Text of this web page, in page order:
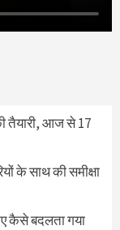
तैयारी, आज से 17
के साथ की समीक्षा
कैसे बदलता गया